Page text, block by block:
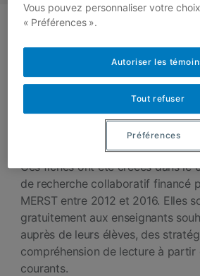
STRATÉGIES DE
LECTURE:
ANNÉE
Ces fiches ont été créées dans le
de recherche collaboratif financé
MERST entre 2012 et 2016. Elles
gratuitement aux enseignants
auprès de leurs élèves, des
compréhension de lecture à partir
courants.
Vous pouvez personnaliser votre
« Préférences ».
Tout refuser
Autoriser les
Préférences